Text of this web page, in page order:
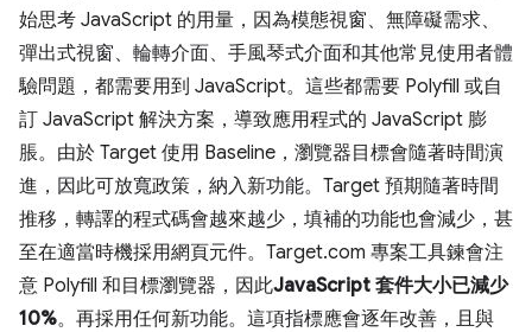
始思考 JavaScript 的用量，因為模態視窗、無障礙需求、
彈出式視窗、輪轉介面、手風琴式介面和其他常見使用者體
驗問題，都需要用到 JavaScript。這些都需要 Polyfill 或自
訂 JavaScript 解決方案，導致應用程式的 JavaScript 膨
脹。由於 Target 使用 Baseline，瀏覽器目標會隨著時間演
進，因此可放寬政策，納入新功能。Target 預期隨著時間
推移，轉譯的程式碼會越來越少，填補的功能也會減少，甚
至在適當時機採用網頁元件。Target.com 專案工具鍊會注
意 Polyfill 和目標瀏覽器，因此JavaScript 套件大小已減少
10%。再採用任何新功能。這項指標應會逐年改善，且與